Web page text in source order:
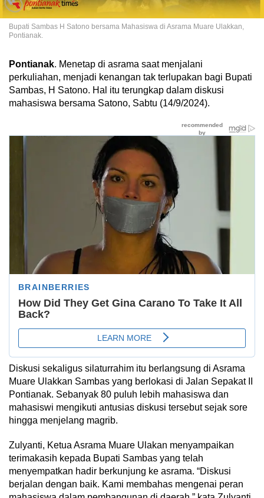
Bupati Sambas H Satono bersama Mahasiswa di Asrama Muare Ulakkan,
Pontianak.
Pontianak. Menetap di asrama saat menjalani
perkuliahan, menjadi kenangan tak terlupakan bagi Bupati
Sambas, H Satono. Hal itu terungkap dalam diskusi
mahasiswa bersama Satono, Sabtu (14/9/2024).
Diskusi sekaligus silaturrahim itu berlangsung di Asrama
Muare Ulakkan Sambas yang berlokasi di Jalan Sepakat II
Pontianak. Sebanyak 80 puluh lebih mahasiswa dan
mahasiswi mengikuti antusias diskusi tersebut sejak sore
hingga menjelang magrib.
Zulyanti, Ketua Asrama Muare Ulakan menyampaikan
terimakasih kepada Bupati Sambas yang telah
menyempatkan hadir berkunjung ke asrama. “Diskusi
berjalan dengan baik. Kami membahas mengenai peran